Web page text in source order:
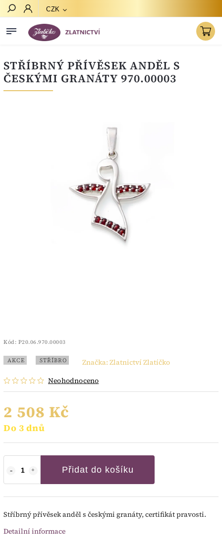
CZK
STŘÍBRNÝ PŘÍVĚSEK ANDĚL S
ČESKÝMI GRANÁTY 970.00003
Kód: P20.06.970.00003
AKCE STŘÍBRO
Neohodnoceno
Značka: Zlatnictví Zlatíčko
2 508 Kč
Do 3 dnů
Přidat do košíku
Stříbrný přívěsek anděl s českými granáty, certifikát pravosti.
Detailní informace